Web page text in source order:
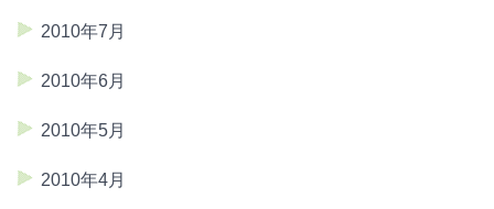
2010年7月
2010年6月
2010年5月
2010年4月